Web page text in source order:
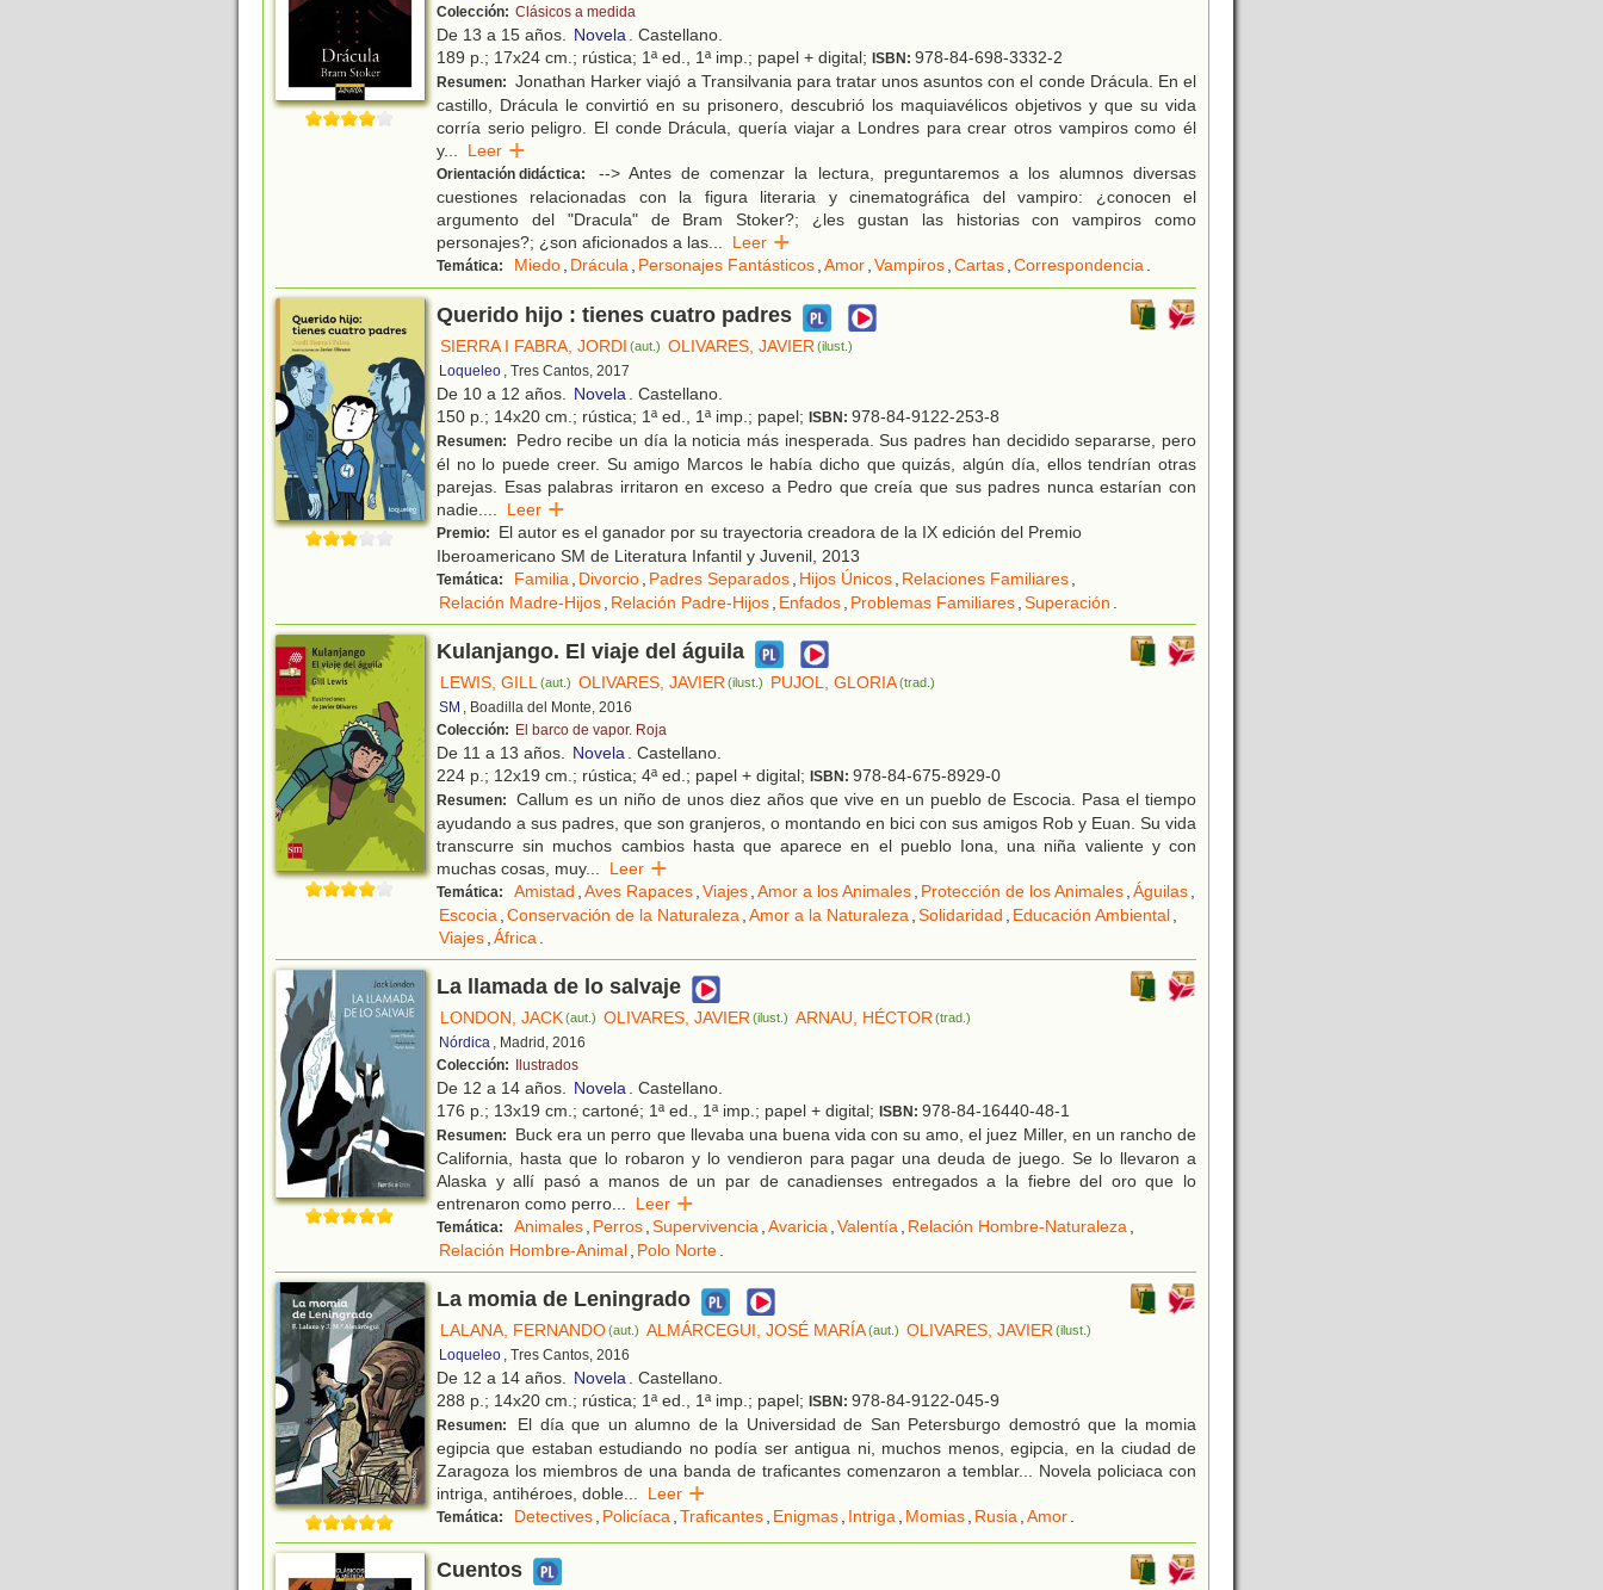
Colección: Clásicos a medida
De 13 a 15 años. Novela. Castellano.
189 p.; 17x24 cm.; rústica; 1ª ed., 1ª imp.; papel + digital; ISBN: 978-84-698-3332-2
Resumen: Jonathan Harker viajó a Transilvania para tratar unos asuntos con el conde Drácula. En el
castillo, Drácula le convirtió en su prisonero, descubrió los maquiavélicos objetivos y que su vida
corría serio peligro. El conde Drácula, quería viajar a Londres para crear otros vampiros como él
y... Leer
Orientación didáctica:
--> Antes de comenzar la lectura, preguntaremos a los alumnos diversas
cuestiones relacionadas con la figura literaria y cinematográfica del vampiro: ¿conocen el
argumento del "Dracula" de Bram Stoker?; ¿les gustan las historias con vampiros como
personajes?; ¿son aficionados a las... Leer
Temática: Miedo, Drácula, Personajes Fantásticos,Amor,Vampiros,Cartas,Correspondencia.
Querido hijo : tienes cuatro padres
SIERRA I FABRA, JORDI (aut.) OLIVARES, JAVIER(ilust.)
Loqueleo , Tres Cantos, 2017
De 10 a 12 años. Novela. Castellano.
150 p.; 14x20 cm.; rústica; 1ª ed., 1ª imp.; papel; ISBN: 978-84-9122-253-8
Resumen:
Pedro recibe un día la noticia más inesperada. Sus padres han decidido separarse, pero
él no lo puede creer. Su amigo Marcos le había dicho que quizás, algún día, ellos tendrían otras
parejas. Esas palabras irritaron en exceso a Pedro que creía que sus padres nunca estarían con
nadie.... Leer
Premio:
El autor es el ganador por su trayectoria creadora de la IX edición del Premio
Iberoamericano SM de Literatura Infantil y Juvenil, 2013
Temática: Familia, Divorcio, Padres Separados, Hijos Únicos, Relaciones Familiares,
Relación Madre-Hijos, Relación Padre-Hijos, Enfados, Problemas Familiares,Superación .
Kulanjango. El viaje del águila
LEWIS, GILL(aut.) OLIVARES, JAVIER(ilust.) PUJOL, GLORIA(trad.)
SM , Boadilla del Monte, 2016
Colección: El barco de vapor. Roja
De 11 a 13 años. Novela. Castellano.
224 p.; 12x19 cm.; rústica; 4ª ed.; papel + digital; ISBN: 978-84-675-8929-0
Resumen:
Callum es un niño de unos diez años que vive en un pueblo de Escocia. Pasa el tiempo
ayudando a sus padres, que son granjeros, o montando en bici con sus amigos Rob y Euan. Su vida
transcurre sin muchos cambios hasta que aparece en el pueblo Iona, una niña valiente y con
muchas cosas, muy... Leer
Temática: Amistad ,Aves Rapaces,Viajes,Amor a los Animales, Protección de los Animales,Águilas,
Escocia,Conservación de la Naturaleza,Amor a la Naturaleza,Solidaridad , Educación Ambiental,
Viajes,África.
La llamada de lo salvaje
LONDON, JACK(aut.) OLIVARES, JAVIER(ilust.) ARNAU, HÉCTOR (trad.)
Nórdica , Madrid, 2016
Colección:
Ilustrados
De 12 a 14 años. Novela. Castellano.
176 p.; 13x19 cm.; cartoné; 1ª ed., 1ª imp.; papel + digital; ISBN: 978-84-16440-48-1
Resumen:
Buck era un perro que llevaba una buena vida con su amo, el juez Miller, en un rancho de
California, hasta que lo robaron y lo vendieron para pagar una deuda de juego. Se lo llevaron a
Alaska y allí pasó a manos de un par de canadienses entregados a la fiebre del oro que lo
entrenaron como perro... Leer
Temática: Animales, Perros,Supervivencia,Avaricia,Valentía, Relación Hombre-Naturaleza,
Relación Hombre-Animal, Polo Norte.
La momia de Leningrado
LALANA, FERNANDO(aut.) ALMÁRCEGUI, JOSÉ MARÍA(aut.) OLIVARES, JAVIER (ilust.)
Loqueleo , Tres Cantos, 2016
De 12 a 14 años. Novela. Castellano.
288 p.; 14x20 cm.; rústica; 1ª ed., 1ª imp.; papel; ISBN: 978-84-9122-045-9
Resumen:
El día que un alumno de la Universidad de San Petersburgo demostró que la momia
egipcia que estaban estudiando no podía ser antigua ni, muchos menos, egipcia, en la ciudad de
Zaragoza los miembros de una banda de traficantes comenzaron a temblar... Novela policiaca con
intriga, antihéroes, doble... Leer
Temática: Detectives, Policíaca,Traficantes, Enigmas, Intriga, Momias, Rusia,Amor.
Cuentos